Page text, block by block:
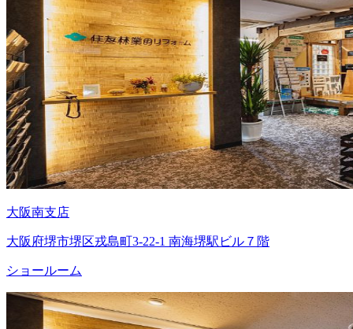
大阪南支店
大阪府堺市堺区戎島町3-22-1 南海堺駅ビル７階
ショールーム